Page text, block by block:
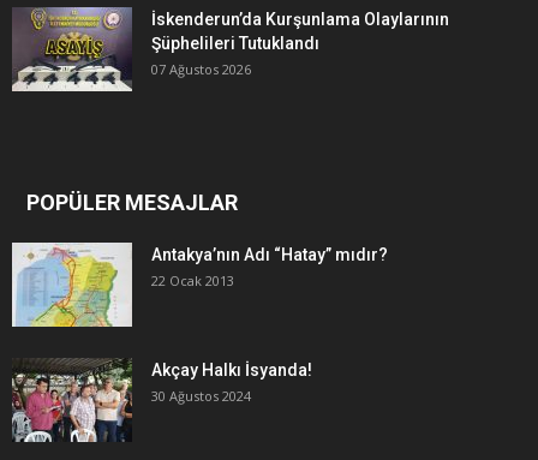
İskenderun’da Kurşunlama Olaylarının
Şüphelileri Tutuklandı
07 Ağustos 2026
POPÜLER MESAJLAR
Antakya’nın Adı “Hatay” mıdır?
22 Ocak 2013
Akçay Halkı İsyanda!
30 Ağustos 2024